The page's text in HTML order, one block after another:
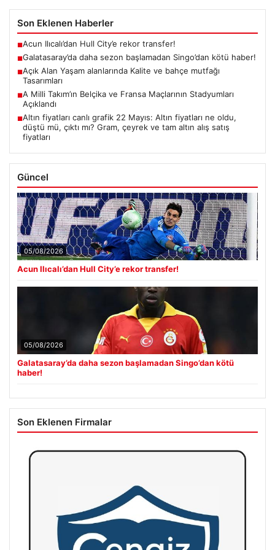
Son Eklenen Haberler
■Acun Ilıcalı’dan Hull City’e rekor transfer!
■Galatasaray’da daha sezon başlamadan Singo’dan kötü haber!
■Açık Alan Yaşam alanlarında Kalite ve bahçe mutfağı
Tasarımları
■A Milli Takım’ın Belçika ve Fransa Maçlarının Stadyumları
Açıklandı
■Altın fiyatları canlı grafik 22 Mayıs: Altın fiyatları ne oldu,
düştü mü, çıktı mı? Gram, çeyrek ve tam altın alış satış
fiyatları
Güncel
05/08/2026
Acun Ilıcalı’dan Hull City’e rekor transfer!
05/08/2026
Galatasaray’da daha sezon başlamadan Singo’dan kötü
haber!
Son Eklenen Firmalar